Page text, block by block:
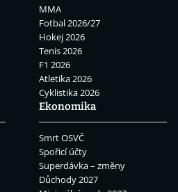
MMA
Fotbal 2026/27
Hokej 2026
Tenis 2026
F1 2026
Atletika 2026
Cyklistika 2026
Ekonomika
Smrt OSVČ
Spořicí účty
Superdávka – změny
Důchody 2027